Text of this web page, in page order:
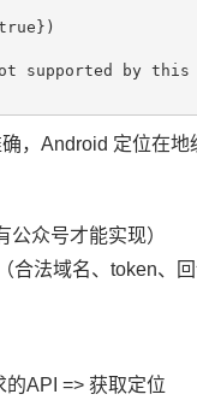
supported by this
，Android 定位在地
众号才能实现）
合法域名、token、
API => 获取定位